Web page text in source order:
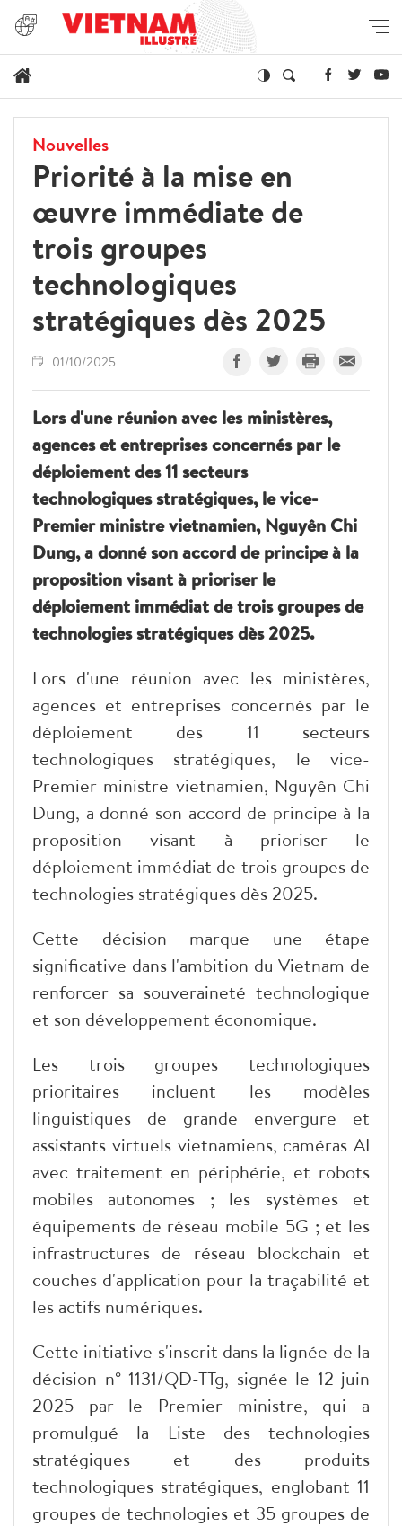
Nouvelles
Priorité à la mise en
œuvre immédiate de
trois groupes
technologiques
stratégiques dès 2025
01/10/2025
Lors d'une réunion avec les ministères,
agences et entreprises concernés par le
déploiement des 11 secteurs
technologiques stratégiques, le vice-
Premier ministre vietnamien, Nguyên Chi
Dung, a donné son accord de principe à la
proposition visant à prioriser le
déploiement immédiat de trois groupes de
technologies stratégiques dès 2025.
Lors d'une réunion avec les ministères,
agences et entreprises concernés par le
déploiement des 11 secteurs
technologiques stratégiques, le vice-
Premier ministre vietnamien, Nguyên Chi
Dung, a donné son accord de principe à la
proposition visant à prioriser le
déploiement immédiat de trois groupes de
technologies stratégiques dès 2025.
Cette décision marque une étape
significative dans l'ambition du Vietnam de
renforcer sa souveraineté technologique
et son développement économique.
Les trois groupes technologiques
prioritaires incluent les modèles
linguistiques de grande envergure et
assistants virtuels vietnamiens, caméras AI
avec traitement en périphérie, et robots
mobiles autonomes ; les systèmes et
équipements de réseau mobile 5G ; et les
infrastructures de réseau blockchain et
couches d'application pour la traçabilité et
les actifs numériques.
Cette initiative s'inscrit dans la lignée de la
décision n° 1131/QD-TTg, signée le 12 juin
2025 par le Premier ministre, qui a
promulgué la Liste des technologies
stratégiques et des produits
technologiques stratégiques, englobant 11
groupes de technologies et 35 groupes de